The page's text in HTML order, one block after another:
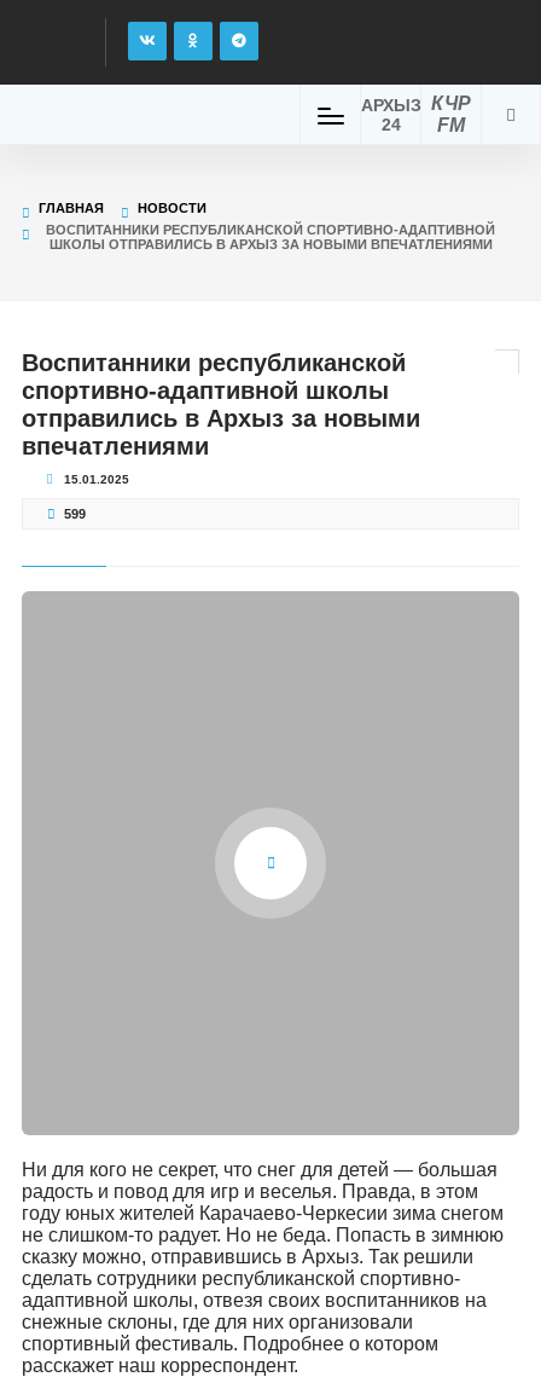
КЧР
FM
АРХЫЗ
24
ГЛАВНАЯ
НОВОСТИ
ВОСПИТАННИКИ РЕСПУБЛИКАНСКОЙ СПОРТИВНО-АДАПТИВНОЙ
ШКОЛЫ ОТПРАВИЛИСЬ В АРХЫЗ ЗА НОВЫМИ ВПЕЧАТЛЕНИЯМИ
Воспитанники республиканской
спортивно-адаптивной школы
отправились в Архыз за новыми
впечатлениями
15.01.2025
599
Ни для кого не секрет, что снег для детей — большая
радость и повод для игр и веселья. Правда, в этом
году юных жителей Карачаево-Черкесии зима снегом
не слишком-то радует. Но не беда. Попасть в зимнюю
сказку можно, отправившись в Архыз. Так решили
сделать сотрудники республиканской спортивно-
адаптивной школы, отвезя своих воспитанников на
снежные склоны, где для них организовали
спортивный фестиваль. Подробнее о котором
расскажет наш корреспондент.